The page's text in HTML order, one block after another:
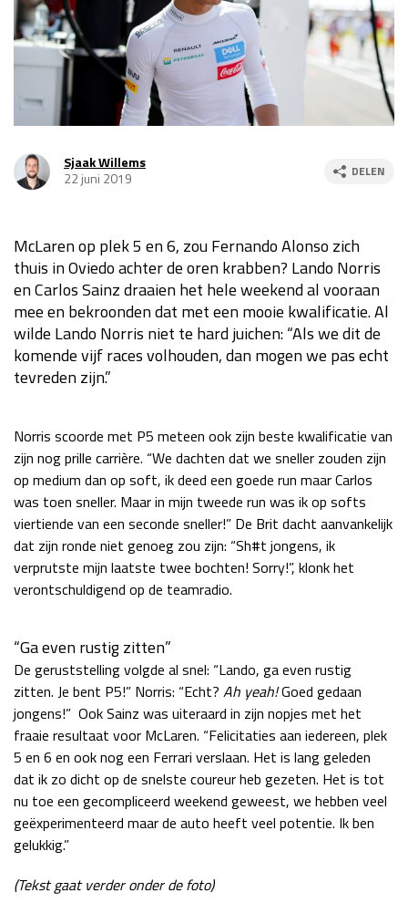
Race
za 13:00 - 15:00
GP VERENIGDE STATEN 2026 23 - 25 okt
Kwalificatie
za 23:00 - 00:00
GP MEXICO 2026 30 okt - 01 nov
Race
zo 21:00 - 23:00
GP SÃO PAULO 2026
Kwalificatie
za 19:00 - 20:00
Race
zo 18:00 - 20:00
LAS VEGAS GRAND PRIX 2026
Kwalificatie
za 05:00 - 06:00
Race
zo 05:00 - 07:00
Kwalificatie
za 19:00 - 20:00
Race
zo 17:00 - 19:00
GP ABU DHABI 2026 04 - 06 dec
Kwalificatie
za 15:00 - 16:00
Race
zo 14:00 - 16:00
Sjaak Willems
22 juni 2019
DELEN
McLaren op plek 5 en 6, zou Fernando Alonso zich
thuis in Oviedo achter de oren krabben? Lando Norris
en Carlos Sainz draaien het hele weekend al vooraan
mee en bekroonden dat met een mooie kwalificatie. Al
wilde Lando Norris niet te hard juichen: “Als we dit de
komende vijf races volhouden, dan mogen we pas echt
tevreden zijn.”
Norris scoorde met P5 meteen ook zijn beste kwalificatie van
zijn nog prille carrière. “We dachten dat we sneller zouden zijn
op medium dan op soft, ik deed een goede run maar Carlos
was toen sneller. Maar in mijn tweede run was ik op softs
viertiende van een seconde sneller!” De Brit dacht aanvankelijk
dat zijn ronde niet genoeg zou zijn: “Sh#t jongens, ik
verprutste mijn laatste twee bochten! Sorry!”, klonk het
verontschuldigend op de teamradio.
“Ga even rustig zitten”
De geruststelling volgde al snel: “Lando, ga even rustig
zitten. Je bent P5!” Norris: “Echt? Ah yeah!Goed gedaan
jongens!” Ook Sainz was uiteraard in zijn nopjes met het
fraaie resultaat voor McLaren. “Felicitaties aan iedereen, plek
5 en 6 en ook nog een Ferrari verslaan. Het is lang geleden
dat ik zo dicht op de snelste coureur heb gezeten. Het is tot
nu toe een gecompliceerd weekend geweest, we hebben veel
geëxperimenteerd maar de auto heeft veel potentie. Ik ben
gelukkig.”
(Tekst gaat verder onder de foto)